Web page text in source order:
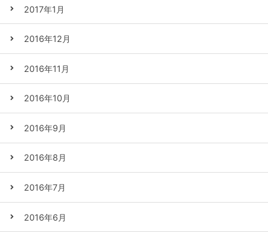
2017年1月
2016年12月
2016年11月
2016年10月
2016年9月
2016年8月
2016年7月
2016年6月